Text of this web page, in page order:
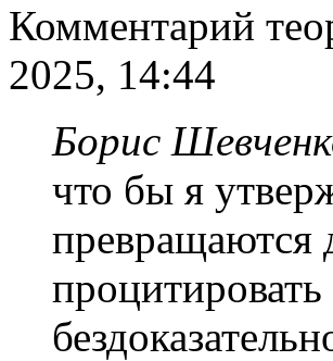
Комментарий
2025, 14:44
Борис
что бы я
превращаются